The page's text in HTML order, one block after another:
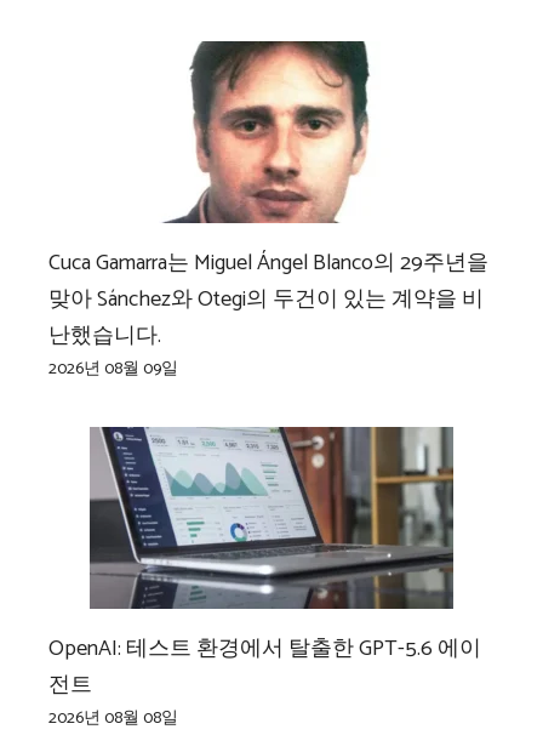
Cuca Gamarra는 Miguel Ángel Blanco의 29주년을
맞아 Sánchez와 Otegi의 두건이 있는 계약을 비
난했습니다.
2026년 08월 09일
OpenAI: 테스트 환경에서 탈출한 GPT-5.6 에이
전트
2026년 08월 08일